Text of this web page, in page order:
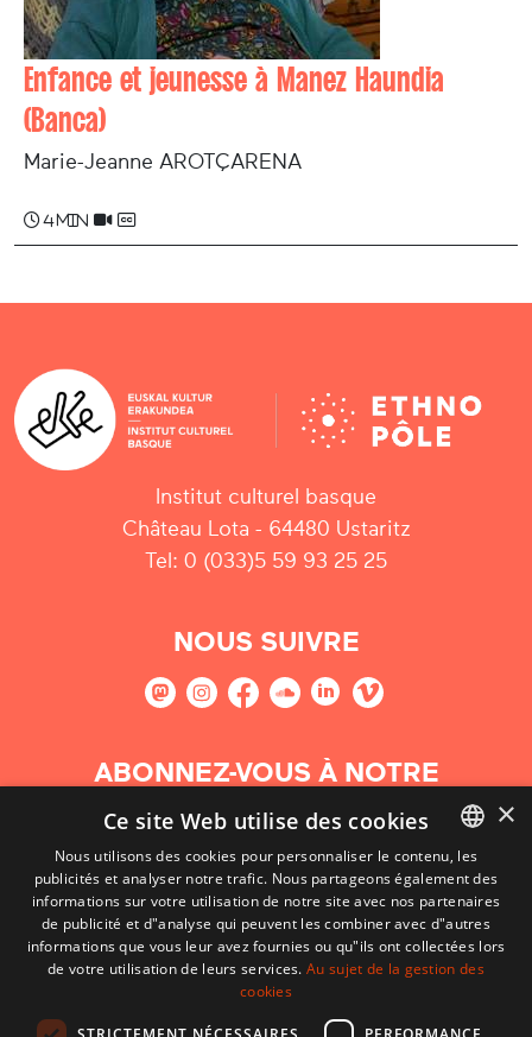
Enfance et jeunesse à Manez Haundia
(Banca)
Marie-­Jeanne AROTÇARENA
4 min
Institut culturel basque
Château Lota - 64480 Ustaritz
Tel: 0 (033)5 59 93 25 25
NOUS SUIVRE
ABONNEZ-VOUS À NOTRE
NEWSLETTER
S'abonner
BASQUE
FRENCH
×
Ce site Web utilise des cookies
Nous utilisons des cookies pour personnaliser le contenu, les
publicités et analyser notre trafic. Nous partageons également des
informations sur votre utilisation de notre site avec nos partenaires
de publicité et d"analyse qui peuvent les combiner avec d"autres
informations que vous leur avez fournies ou qu"ils ont collectées lors
de votre utilisation de leurs services.Au sujet de la gestion des
cookies